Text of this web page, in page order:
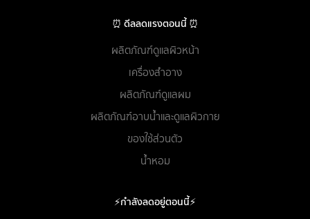
⏰ ดีลลดแรงตอนนี้ ⏰
ผลิตภัณฑ์ดูแลผิวหน้า
เครื่องสำอาง
ผลิตภัณฑ์ดูแลผม
ผลิตภัณฑ์อาบน้ำและดูแลผิวกาย
ของใช้ส่วนตัว
น้ำหอม
⚡กำลังลดอยู่ตอนนี้⚡